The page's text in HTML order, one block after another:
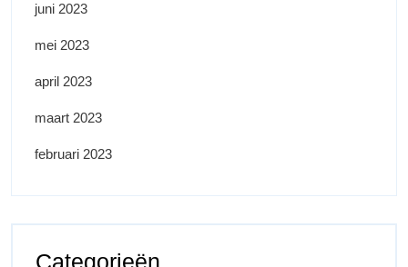
juni 2023
mei 2023
april 2023
maart 2023
februari 2023